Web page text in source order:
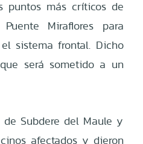
puntos más críticos de
Miraflores para
sistema frontal. Dicho
será sometido a un
Subdere del Maule y
afectados y dieron